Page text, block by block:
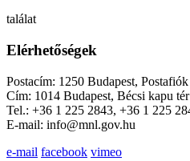
találat
Elérhetőségek
Postacím: 1250 Budapest,
Cím: 1014 Budapest, Bécsi kapu
Tel.: +36 1 225 2843, +36 1 225
E-mail: info@mnl.gov.hu
e-mail facebook vimeo